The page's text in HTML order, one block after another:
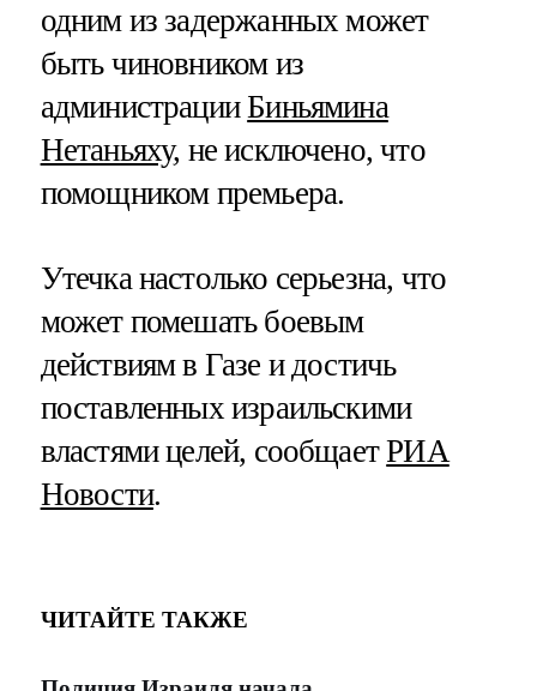
одним из задержанных может
быть чиновником из
администрации Биньямина
Нетаньяху, не исключено, что
помощником премьера.
Утечка настолько серьезна, что
может помешать боевым
действиям в Газе и достичь
поставленных израильскими
властями целей, сообщаетРИА
Новости.
ЧИТАЙТЕ ТАКЖЕ